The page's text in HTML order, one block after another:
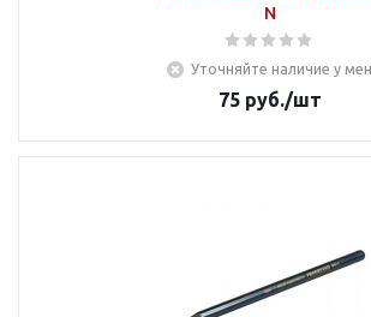
N
Уточняйте наличие у
75руб./шт